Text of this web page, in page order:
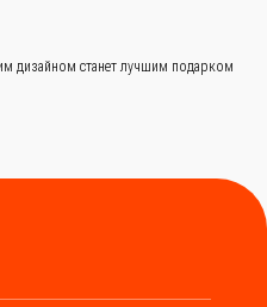
дизайном станет лучшим подарком